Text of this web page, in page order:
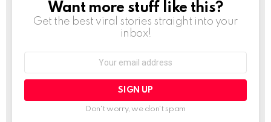
NEWSLETTER
Want more stuff like this?
Get the best viral stories straight into your
inbox!
Don't worry, we don't spam